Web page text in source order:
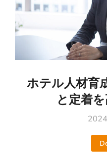
ホテル人材育
と定着